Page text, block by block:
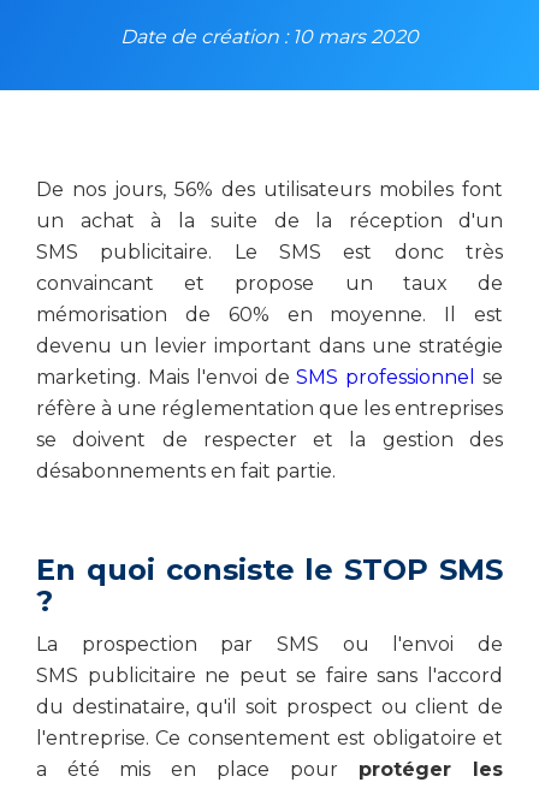
Date de création : 10 mars 2020
De nos jours, 56% des utilisateurs mobiles font
un achat à la suite de la réception d'un
SMS publicitaire. Le SMS est donc très
convaincant et propose un taux de
mémorisation de 60% en moyenne. Il est
devenu un levier important dans une stratégie
marketing. Mais l'envoi deSMS professionnel
se
réfère à une réglementation que les entreprises
se doivent de respecter et la gestion des
désabonnements en fait partie.
En quoi consiste le STOP SMS
?
La prospection par SMS ou l'envoi de
SMS publicitaire ne peut se faire sans l'accord
du destinataire, qu'il soit prospect ou client de
l'entreprise. Ce consentement est obligatoire et
a été mis en place pourprotéger les